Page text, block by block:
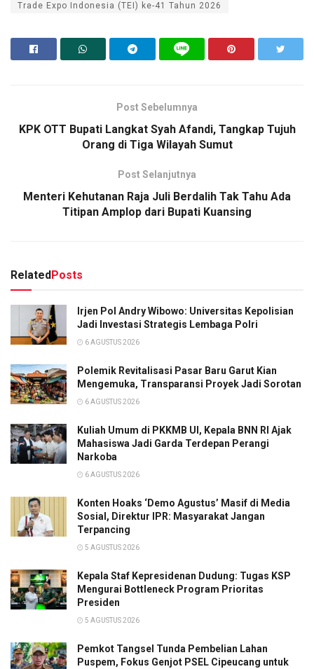
Trade Expo Indonesia (TEI) ke-41 Tahun 2026
Post Sebelumnya
KPK OTT Bupati Langkat Syah Afandi, Tangkap Tujuh
Orang di Tiga Wilayah Sumut
Post Selanjutnya
Menteri Kehutanan Raja Juli Berdalih Tak Tahu Ada
Titipan Amplop dari Bupati Kuansing
Related Posts
Irjen Pol Andry Wibowo: Universitas Kepolisian
Jadi Investasi Strategis Lembaga Polri
6 AGUSTUS 2026
Polemik Revitalisasi Pasar Baru Garut Kian
Mengemuka, Transparansi Proyek Jadi Sorotan
6 AGUSTUS 2026
Kuliah Umum di PKKMB UI, Kepala BNN RI Ajak
Mahasiswa Jadi Garda Terdepan Perangi
Narkoba
6 AGUSTUS 2026
Konten Hoaks ‘Demo Agustus’ Masif di Media
Sosial, Direktur IPR: Masyarakat Jangan
Terpancing
5 AGUSTUS 2026
Kepala Staf Kepresidenan Dudung: Tugas KSP
Mengurai Bottleneck Program Prioritas
Presiden
5 AGUSTUS 2026
Pemkot Tangsel Tunda Pembelian Lahan
Puspem, Fokus Genjot PSEL Cipeucang untuk